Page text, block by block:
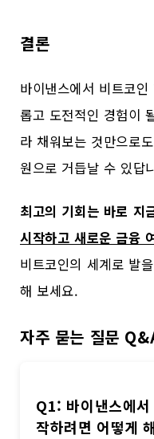
결론
바이낸스에서 비트코
롭고 도전적인 경험이
라 채워보는 것만으로
원으로 거듭날 수 있답
최고의 기회는 바로 지
시작하고 새로운 금융
비트코인의 세계로 발
해 보세요.
자주 묻는 질문
Q1: 바이낸스에
작하려면 어떻게